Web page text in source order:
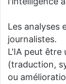
Les analyses
journalistes.
L'IA peut être
(traduction,
ou